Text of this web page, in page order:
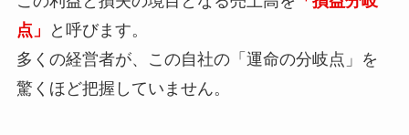
点」
と呼びます。
多くの経営者が、この自社の「運命の分岐点」を
驚くほど把握していません。